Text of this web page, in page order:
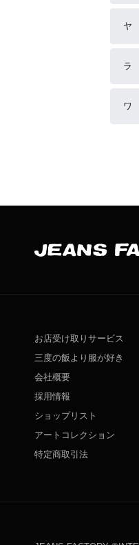
ヤ
ラ
ワ
お店受け取りサービス
三度の飯より服が好き
会社概要
採用情報
ショップリスト
アートコレクション
特定商取引法